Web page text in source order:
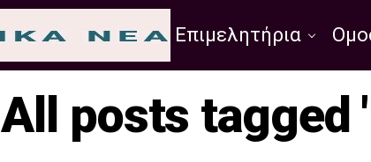
Εμπ. Σύλλογοι Επιμελητήρια
All posts tagged